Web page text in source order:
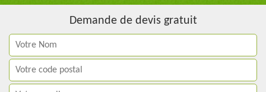
Demande de devis gratuit